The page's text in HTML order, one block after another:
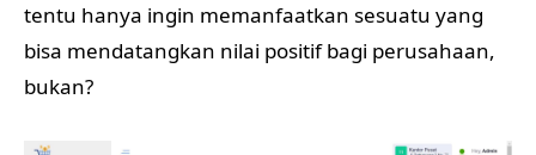
tentu hanya ingin memanfaatkan sesuatu yang
bisa mendatangkan nilai positif bagi perusahaan,
bukan?